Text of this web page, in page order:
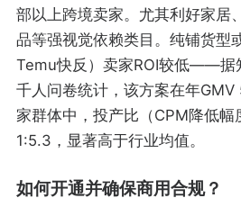
部以上跨境卖家。尤其利好家居
品等强视觉依赖类目。纯铺货型
Temu快反）卖家ROI较低——据
千人问卷统计，该方案在年
家群体中，投产比（CPM降低
1:5.3，显著高于行业均值。
如何开通并确保商用合规？